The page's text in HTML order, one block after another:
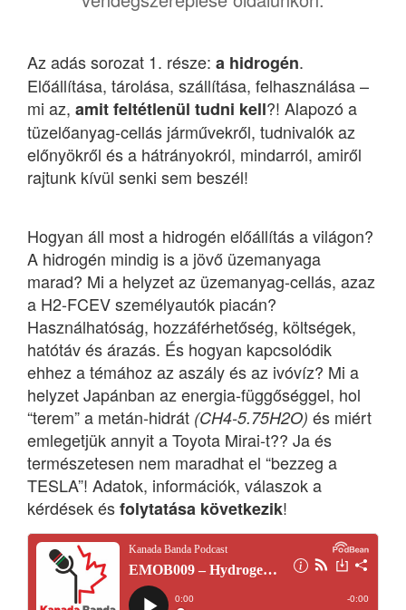
Az adás sorozat 1. része: a hidrogén.
Előállítása, tárolása, szállítása, felhasználása –
mi az, amit feltétlenül tudni kell?! Alapozó a
tüzelőanyag-cellás járművekről, tudnivalók az
előnyökről és a hátrányokról, mindarról, amiről
rajtunk kívül senki sem beszél!
Hogyan áll most a hidrogén előállítás a világon?
A hidrogén mindig is a jövő üzemanyaga
marad? Mi a helyzet az üzemanyag-cellás, azaz
a H2-FCEV személyautók piacán?
Használhatóság, hozzáférhetőség, költségek,
hatótáv és árazás. És hogyan kapcsolódik
ehhez a témához az aszály és az ivóvíz? Mi a
helyzet Japánban az energia-függőséggel, hol
“terem” a metán-hidrát (CH4-5.75H2O) és miért
emlegetjük annyit a Toyota Mirai-t?? Ja és
természetesen nem maradhat el “bezzeg a
TESLA”! Adatok, információk, válaszok a
kérdések ésfolytatása következik!